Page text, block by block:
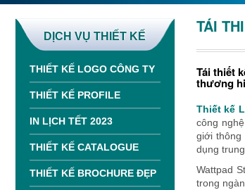
DỊCH VỤ THIẾT KẾ
THIẾT KẾ LOGO CÔNG TY
THIẾT KẾ PROFILE
IN LỊCH TẾT 2023
THIẾT KẾ CATALOGUE
THIẾT KẾ BROCHURE ĐẸP
TÁI
Tái thiết
thương
Thiết kế
công
giới
dụng
Wattpad
trong